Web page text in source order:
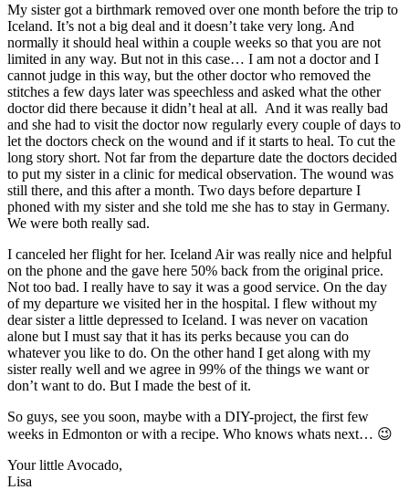
My sister got a birthmark removed over one month before the trip to
Iceland. It’s not a big deal and it doesn’t take very long. And
normally it should heal within a couple weeks so that you are not
limited in any way. But not in this case… I am not a doctor and I
cannot judge in this way, but the other doctor who removed the
stitches a few days later was speechless and asked what the other
doctor did there because it didn’t heal at all. And it was really bad
and she had to visit the doctor now regularly every couple of days to
let the doctors check on the wound and if it starts to heal. To cut the
long story short. Not far from the departure date the doctors decided
to put my sister in a clinic for medical observation. The wound was
still there, and this after a month. Two days before departure I
phoned with my sister and she told me she has to stay in Germany.
We were both really sad.
I canceled her flight for her. Iceland Air was really nice and helpful
on the phone and the gave here 50% back from the original price.
Not too bad. I really have to say it was a good service. On the day
of my departure we visited her in the hospital. I flew without my
dear sister a little depressed to Iceland. I was never on vacation
alone but I must say that it has its perks because you can do
whatever you like to do. On the other hand I get along with my
sister really well and we agree in 99% of the things we want or
don’t want to do. But I made the best of it.
So guys, see you soon, maybe with a DIY-project, the first few
weeks in Edmonton or with a recipe. Who knows whats next… 😉
Your little Avocado,
Lisa